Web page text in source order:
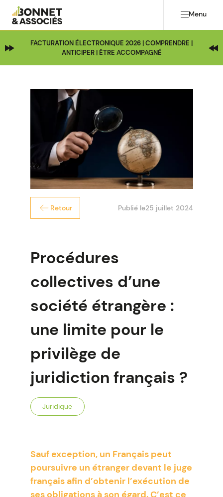
Menu
FACTURATION ÉLECTRONIQUE 2026 | COMPRENDRE |
ANTICIPER | ÊTRE ACCOMPAGNÉ
Retour Publié le25 juillet 2024
Procédures
collectives d’une
société étrangère :
une limite pour le
privilège de
juridiction français ?
Juridique
Sauf exception, un Français peut
poursuivre un étranger devant le juge
français afin d’obtenir l’exécution de
ses obligations à son égard. C’est ce